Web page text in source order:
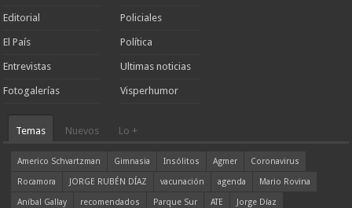
Editorial
El País
Entrevistas
Fotogalerías
Policiales
Política
Ultimas noticias
Visperhumor
Temas Nuevos Lo +
Americo Schvartzman Gimnasia Insólitos Agmer
Coronavirus
Rocamora
JORGE RUBÉN DÍAZ vacunación agenda
Mario Rovina
Aníbal Gallay
recomendados Parque Sur ATE
Jorge Díaz